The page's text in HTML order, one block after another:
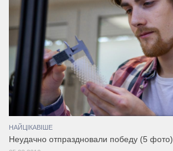
НАЙЦІКАВІШЕ
Неудачно отпраздновали победу (5 фото)